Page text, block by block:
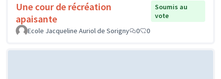
Une cour de récréation
apaisante
Soumis au
vote
Ecole Jacqueline Auriol de Sorigny
0 0